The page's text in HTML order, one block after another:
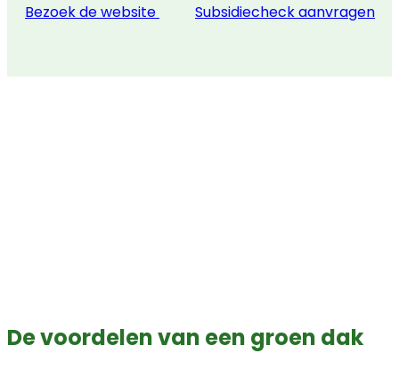
Bezoek de website
Subsidiecheck aanvragen
De voordelen van een groen dak